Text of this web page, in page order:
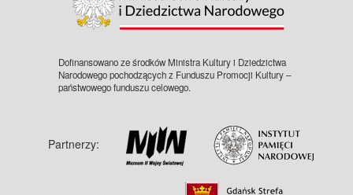
Dofinansowano ze środków Ministra Kultury i Dziedzictwa
Narodowego pochodzących z Funduszu Promocji Kultury –
państwowego funduszu celowego.
Partnerzy: